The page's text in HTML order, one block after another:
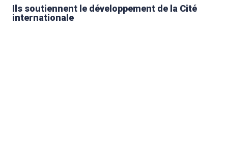
Ils soutiennent le développement de la Cité
internationale